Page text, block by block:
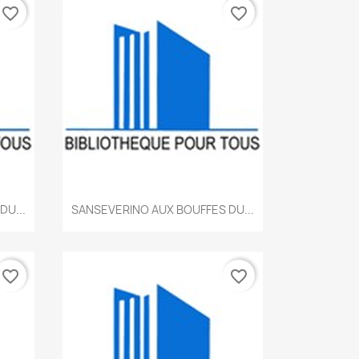
favorite_border
Aperçu rapide
SANSEVERINO AUX BOUFFES DU...
favorite_border
favorite_border favorite_border